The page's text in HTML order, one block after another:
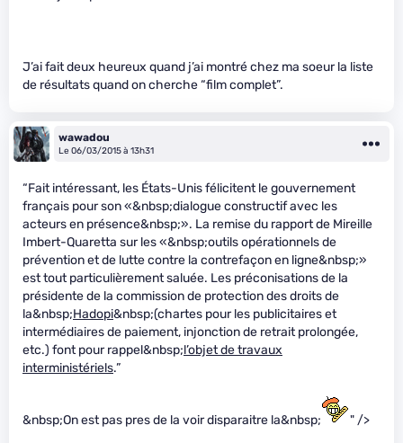
J’ai fait deux heureux quand j’ai montré chez ma soeur la liste
de résultats quand on cherche “film complet”.
wawadou
Le 06/03/2015 à 13h31
“Fait intéressant, les États-Unis félicitent le gouvernement
français pour son «&nbsp;dialogue constructif avec les
acteurs en présence&nbsp;». La remise du rapport de Mireille
Imbert-Quaretta sur les «&nbsp;outils opérationnels de
prévention et de lutte contre la contrefaçon en ligne&nbsp;»
est tout particulièrement saluée. Les préconisations de la
présidente de la commission de protection des droits de
la&nbsp;Hadopi&nbsp;(chartes pour les publicitaires et
intermédiaires de paiement, injonction de retrait prolongée,
etc.) font pour rappel&nbsp;l’objet de travaux
interministériels.”
&nbsp;On est pas pres de la voir disparaitre la&nbsp; " />